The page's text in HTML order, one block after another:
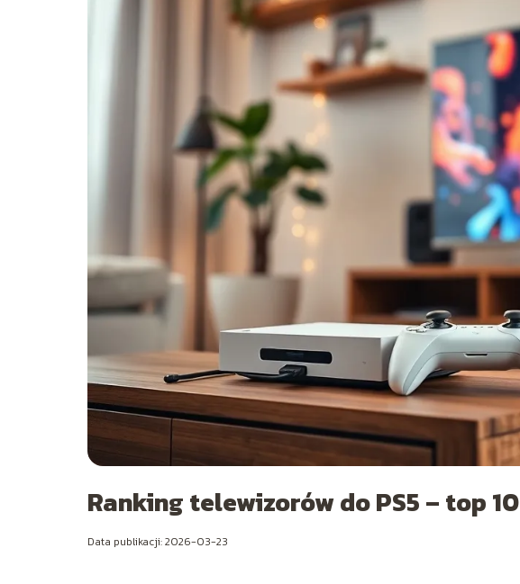
Ranking telewizorów do PS5 – top 10
Data publikacji: 2026-03-23